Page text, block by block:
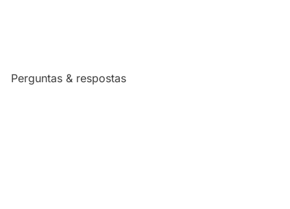
Perguntas & respostas